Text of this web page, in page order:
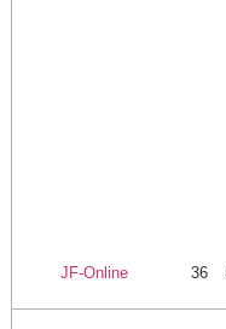
JF-Online 36